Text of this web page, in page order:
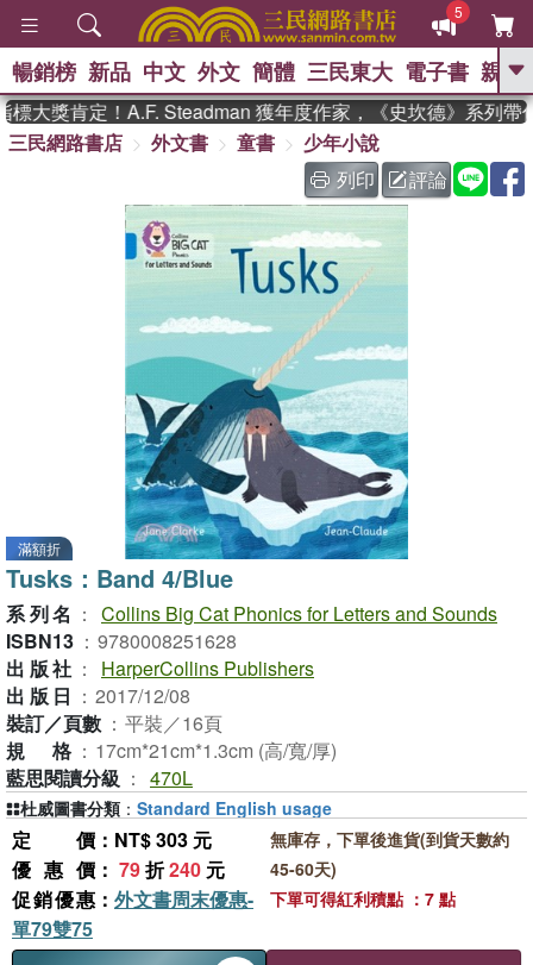
5
GO
熱搜： 東野圭吾 、
The Odyssey 、 父親節 、 如果歷
史是一群喵 、 暑期推薦 、 國際布克
獎 臺灣漫遊錄
方念華
登輝時代 、 數學女孩：黎曼猜想
偉大的迷走神經
暢銷榜 新品 中文 外文 簡體 三民東大 電子書 親子
大獎肯定！A.F. Steadman 獲年度作家，《史坎德》系列帶你
三民網路書店
外文書 童書
少年小說
列印
評論
滿額折
Tusks：Band 4/Blue
系列名 ： Collins Big Cat Phonics for Letters and Sounds
ISBN13 ： 9780008251628
出版社 ：
HarperCollins Publishers
出版日 ： 2017/12/08
裝訂／頁數 ： 平裝／16頁
規格 ： 17cm*21cm*1.3cm (高/寬/厚)
藍思閱讀分級 ： 470L
定價 ：NT$ 303 元
優惠價 ： 79折240 元
促銷優惠 ： 外文書周末優惠-
單79雙75
無庫存，下單後進貨(到貨天數約
45-60天)
下單可得紅利積點 ：7 點
杜威圖書分類 ： Standard English usage